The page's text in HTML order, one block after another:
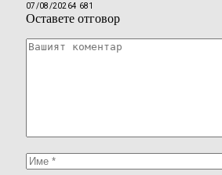
07/08/20264 681
Оставете отговор